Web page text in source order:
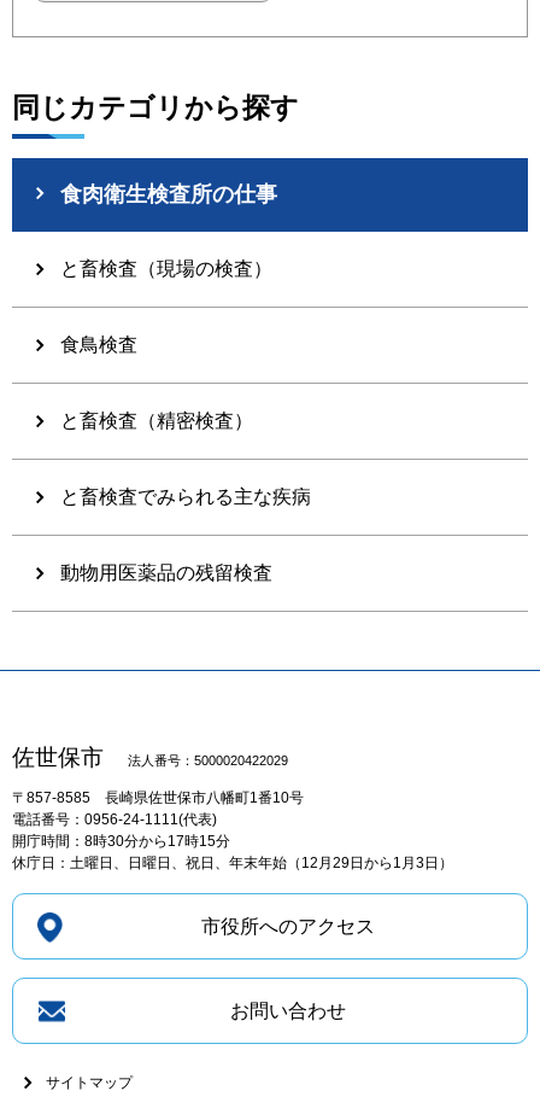
同じカテゴリから探す
食肉衛生検査所の仕事
と畜検査（現場の検査）
食鳥検査
と畜検査（精密検査）
と畜検査でみられる主な疾病
動物用医薬品の残留検査
佐世保市 法人番号：5000020422029
〒857-8585 長崎県佐世保市八幡町1番10号
電話番号：0956-24-1111(代表)
開庁時間：8時30分から17時15分
休庁日：土曜日、日曜日、祝日、年末年始（12月29日から1月3日）
市役所へのアクセス
お問い合わせ
サイトマップ